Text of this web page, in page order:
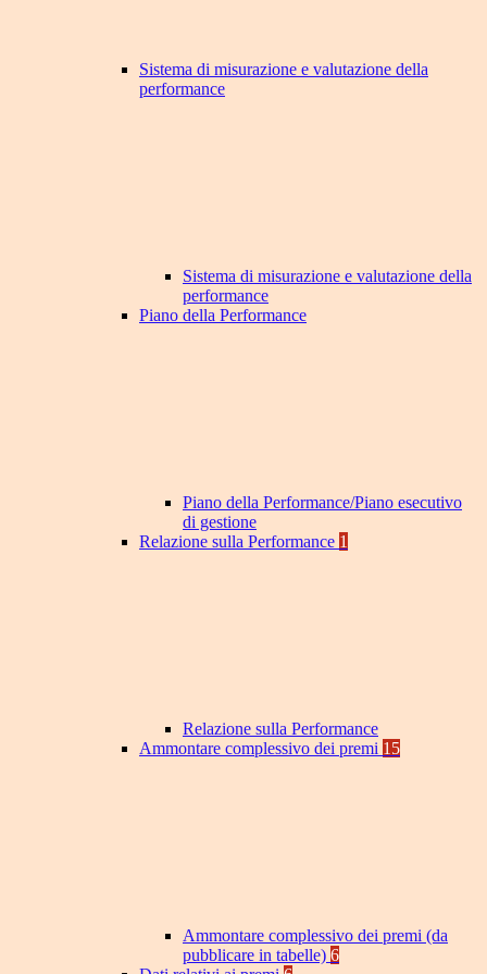
Sistema di misurazione e valutazione della
performance
Sistema di misurazione e valutazione della
performance
Piano della Performance
Piano della Performance/Piano esecutivo
di gestione
Relazione sulla Performance 1
Relazione sulla Performance
Ammontare complessivo dei premi 15
Ammontare complessivo dei premi (da
pubblicare in tabelle) 6